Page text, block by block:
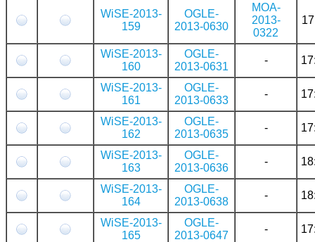
WiSE-2013-
159
OGLE-
2013-0630
MOA-
2013-
0322
WiSE-2013-
160
OGLE-
2013-0631
-
WiSE-2013-
161
OGLE-
2013-0633
-
WiSE-2013-
162
OGLE-
2013-0635
-
WiSE-2013-
163
OGLE-
2013-0636
-
WiSE-2013-
164
OGLE-
2013-0638
-
WiSE-2013-
165
OGLE-
2013-0647
-